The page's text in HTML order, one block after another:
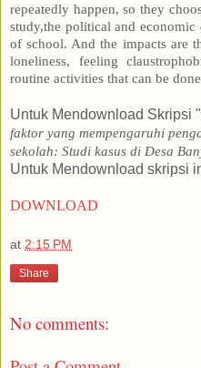
repeatedly happen, so they
study,the political and
of school. And the impacts are
loneliness, feeling
routine activities that can be
Untuk Mendownload Skripsi
faktor yang mempengaruhi
sekolah: Studi kasus di Desa
Untuk Mendownload skripsi
DOWNLOAD
at 2:15 PM
Share
No comments: